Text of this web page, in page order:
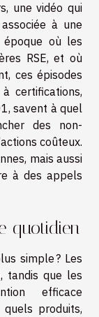
une vidéo qui
à une
époque où les
RSE, et où
ces épisodes
certifications,
savent à quel
des non-
coûteux.
mais aussi
à des appels
quotidien
simple ? Les
tandis que les
efficace
produits,